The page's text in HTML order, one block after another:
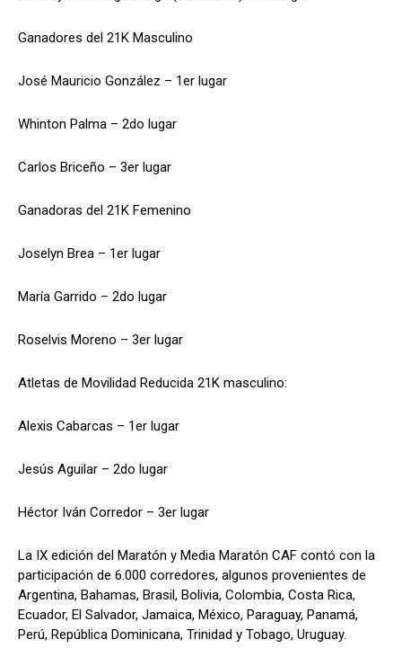
Ganadores del 21K Masculino
José Mauricio González – 1er lugar
Whinton Palma – 2do lugar
Carlos Briceño – 3er lugar
Ganadoras del 21K Femenino
Joselyn Brea – 1er lugar
María Garrido – 2do lugar
Roselvis Moreno – 3er lugar
Atletas de Movilidad Reducida 21K masculino:
Alexis Cabarcas – 1er lugar
Jesús Aguilar – 2do lugar
Héctor Iván Corredor – 3er lugar
La IX edición del Maratón y Media Maratón CAF contó con la
participación de 6.000 corredores, algunos provenientes de
Argentina, Bahamas, Brasil, Bolivia, Colombia, Costa Rica,
Ecuador, El Salvador, Jamaica, México, Paraguay, Panamá,
Perú, República Dominicana, Trinidad y Tobago, Uruguay.